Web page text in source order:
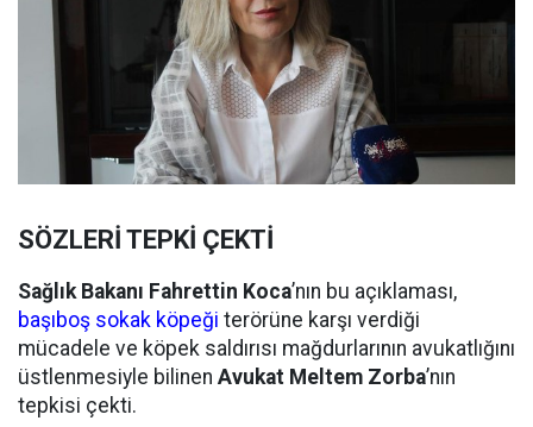
SÖZLERİ TEPKİ ÇEKTİ
Sağlık Bakanı Fahrettin Koca’nın bu açıklaması,
başıboş sokak köpeği terörüne karşı verdiği
mücadele ve köpek saldırısı mağdurlarının avukatlığını
üstlenmesiyle bilinen Avukat Meltem Zorba’nın
tepkisi çekti.